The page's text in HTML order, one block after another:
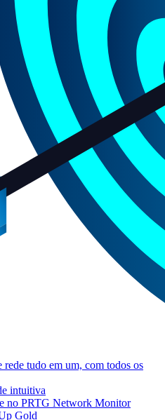
tudo em um, com todos os
intuitiva
no PRTG Network Monitor
Gold